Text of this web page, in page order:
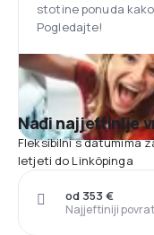
stotine ponuda
Pogledajte!
Nađi najjeftinije
Fleksibilni s datumima
letjeti do Linköpinga
Najjeftiniji
od 353 €